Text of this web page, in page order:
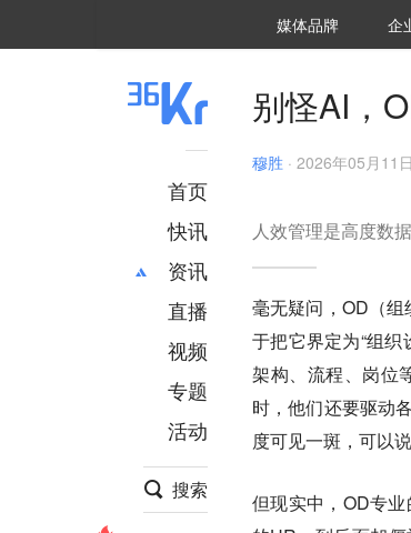
媒体品牌 企
首页
快讯
资讯
推荐
财经
项目推荐
安徽
直播
视频
专题
活动
搜索
别怪AI，
穆胜 · 2026年05月11
人效管理是高度数
毫无疑问，OD（
于把它界定为“组
架构、流程、岗位
时，他们还要驱动
度可见一斑，可以
但现实中，OD专